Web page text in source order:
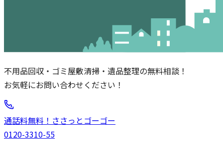
不用品回収・ゴミ屋敷清掃・遺品整理の無料相談！
お気軽にお問い合わせください！
通話料無料！ ささっと ゴーゴー
0120-3310-55